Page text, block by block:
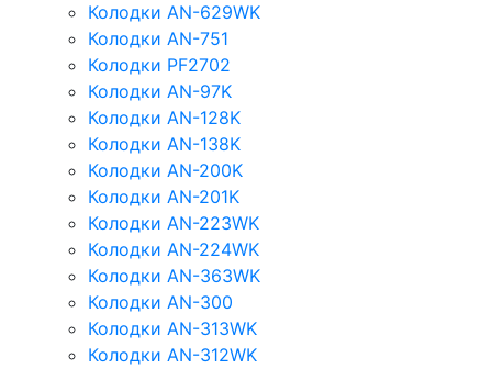
Колодки AN-629WK
Колодки AN-751
Колодки PF2702
Колодки AN-97K
Колодки AN-128K
Колодки AN-138K
Колодки AN-200K
Колодки AN-201K
Колодки AN-223WK
Колодки AN-224WK
Колодки AN-363WK
Колодки AN-300
Колодки AN-313WK
Колодки AN-312WK